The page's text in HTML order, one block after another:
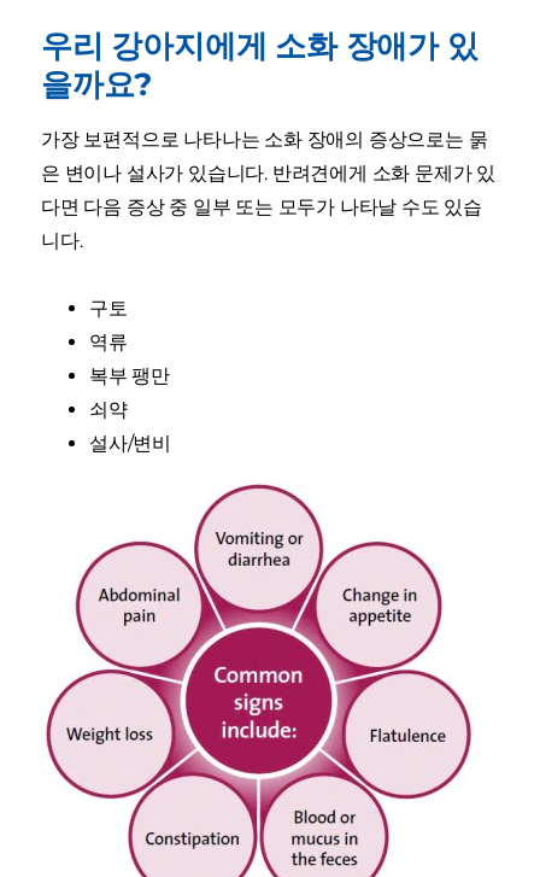
우리 강아지에게 소화 장애가 있
을까요?
가장 보편적으로 나타나는 소화 장애의 증상으로는 묽
은 변이나 설사가 있습니다. 반려견에게 소화 문제가 있
다면 다음 증상 중 일부 또는 모두가 나타날 수도 있습
니다.
구토
역류
복부 팽만
쇠약
설사/변비